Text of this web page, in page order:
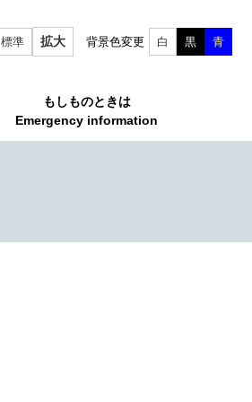
標準 拡大 背景色変更 白 黒 青
もしものときは
Emergency information